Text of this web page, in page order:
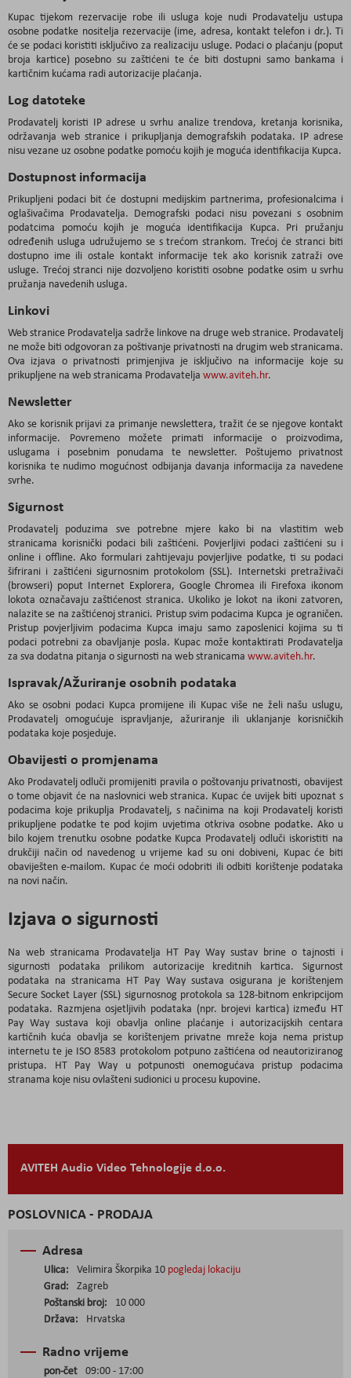
Kupac tijekom rezervacije robe ili usluga koje nudi Prodavatelju ustupa
osobne podatke nositelja rezervacije (ime, adresa, kontakt telefon i dr.). Ti
će se podaci koristiti isključivo za realizaciju usluge. Podaci o plaćanju (poput
broja kartice) posebno su zaštićeni te će biti dostupni samo bankama i
kartičnim kućama radi autorizacije plaćanja.
Log datoteke
Prodavatelj koristi IP adrese u svrhu analize trendova, kretanja korisnika,
održavanja web stranice i prikupljanja demografskih podataka. IP adrese
nisu vezane uz osobne podatke pomoću kojih je moguća identifikacija Kupca.
Dostupnost informacija
Prikupljeni podaci bit će dostupni medijskim partnerima, profesionalcima i
oglašivačima Prodavatelja. Demografski podaci nisu povezani s osobnim
podatcima pomoću kojih je moguća identifikacija Kupca. Pri pružanju
određenih usluga udružujemo se s trećom strankom. Trećoj će stranci biti
dostupno ime ili ostale kontakt informacije tek ako korisnik zatraži ove
usluge. Trećoj stranci nije dozvoljeno koristiti osobne podatke osim u svrhu
pružanja navedenih usluga.
Linkovi
Web stranice Prodavatelja sadrže linkove na druge web stranice. Prodavatelj
ne može biti odgovoran za poštivanje privatnosti na drugim web stranicama.
Ova izjava o privatnosti primjenjiva je isključivo na informacije koje su
prikupljene na web stranicama Prodavatelja www.aviteh.hr.
Newsletter
Ako se korisnik prijavi za primanje newslettera, tražit će se njegove kontakt
informacije. Povremeno možete primati informacije o proizvodima,
uslugama i posebnim ponudama te newsletter. Poštujemo privatnost
korisnika te nudimo mogućnost odbijanja davanja informacija za navedene
svrhe.
Sigurnost
Prodavatelj poduzima sve potrebne mjere kako bi na vlastitim web
stranicama korisnički podaci bili zaštićeni. Povjerljivi podaci zaštićeni su i
online i offline. Ako formulari zahtijevaju povjerljive podatke, ti su podaci
šifrirani i zaštićeni sigurnosnim protokolom (SSL). Internetski pretraživači
(browseri) poput Internet Explorera, Google Chromea ili Firefoxa ikonom
lokota označavaju zaštićenost stranica. Ukoliko je lokot na ikoni zatvoren,
nalazite se na zaštićenoj stranici. Pristup svim podacima Kupca je ograničen.
Pristup povjerljivim podacima Kupca imaju samo zaposlenici kojima su ti
podaci potrebni za obavljanje posla. Kupac može kontaktirati Prodavatelja
za sva dodatna pitanja o sigurnosti na web stranicama www.aviteh.hr.
Ispravak/Ažuriranje osobnih podataka
Ako se osobni podaci Kupca promijene ili Kupac više ne želi našu uslugu,
Prodavatelj omogućuje ispravljanje, ažuriranje ili uklanjanje korisničkih
podataka koje posjeduje.
Obavijesti o promjenama
Ako Prodavatelj odluči promijeniti pravila o poštovanju privatnosti, obavijest
o tome objavit će na naslovnici web stranica. Kupac će uvijek biti upoznat s
podacima koje prikuplja Prodavatelj, s načinima na koji Prodavatelj koristi
prikupljene podatke te pod kojim uvjetima otkriva osobne podatke. Ako u
bilo kojem trenutku osobne podatke Kupca Prodavatelj odluči iskoristiti na
drukčiji način od navedenog u vrijeme kad su oni dobiveni, Kupac će biti
obaviješten e-mailom. Kupac će moći odobriti ili odbiti korištenje podataka
na novi način.
Izjava o sigurnosti
Na web stranicama Prodavatelja HT Pay Way sustav brine o tajnosti i
sigurnosti podataka prilikom autorizacije kreditnih kartica. Sigurnost
podataka na stranicama HT Pay Way sustava osigurana je korištenjem
Secure Socket Layer (SSL) sigurnosnog protokola sa 128-bitnom enkripcijom
podataka. Razmjena osjetljivih podataka (npr. brojevi kartica) između HT
Pay Way sustava koji obavlja online plaćanje i autorizacijskih centara
kartičnih kuća obavlja se korištenjem privatne mreže koja nema pristup
internetu te je ISO 8583 protokolom potpuno zaštićena od neautoriziranog
pristupa. HT Pay Way u potpunosti onemogućava pristup podacima
stranama koje nisu ovlašteni sudionici u procesu kupovine.
AVITEH Audio Video Tehnologije d.o.o.
POSLOVNICA - PRODAJA
Adresa
Ulica: Velimira Škorpika 10 pogledaj lokaciju
Grad:
Zagreb
Poštanski broj:
10 000
Država:
Hrvatska
Radno vrijeme
pon-čet 09:00 - 17:00